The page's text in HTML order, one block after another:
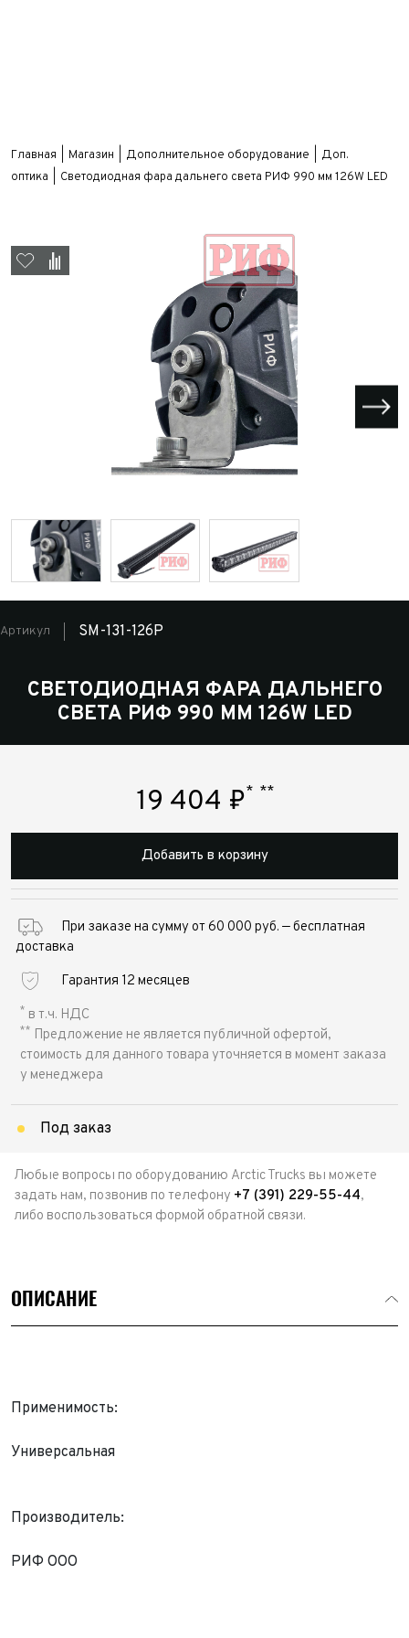
Главная Магазин Дополнительное оборудование
Доп.
оптика
Светодиодная фара дальнего света РИФ 990 мм 126W LED
Артикул SM-131-126P
СВЕТОДИОДНАЯ ФАРА ДАЛЬНЕГО
СВЕТА РИФ 990 ММ 126W LED
19 404 ₽* **
Добавить в корзину
При заказе на сумму от 60 000 руб. — бесплатная
доставка
Гарантия 12 месяцев
* в т.ч. НДС
** Предложение не является публичной офертой,
стоимость для данного товара уточняется в момент заказа
у менеджера
Под заказ
Любые вопросы по оборудованию Arctic Trucks вы можете
задать нам, позвонив по телефону +7 (391) 229-55-44,
либо воспользоваться формой обратной связи.
ОПИСАНИЕ
Применимость:
Универсальная
Производитель:
РИФ ООО